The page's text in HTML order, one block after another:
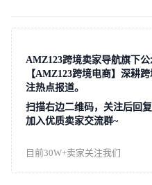
AMZ123跨境卖家导航旗下公
【AMZ123跨境电商】深耕
注热点报道。
扫描右边二维码，关注后回复
加入优质卖家交流群~
目前30W+卖家关注我们